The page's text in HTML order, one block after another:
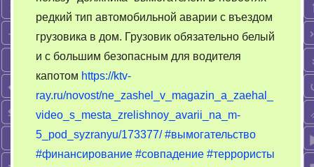
вымогателей
редкий тип автомобильной аварии с въездом
грузовика в дом. Грузовик обязательно белый
и с большим безопасным для водителя
капотом https://ktv-
ray.ru/novost/ne_zashel_v_magazin_a_zaehal_
video_s_mesta_zrelishnoy_avarii_na_m-
5_pod_syzranyu/173377/ #вымогательство
#финансирование #совпадение #террористы